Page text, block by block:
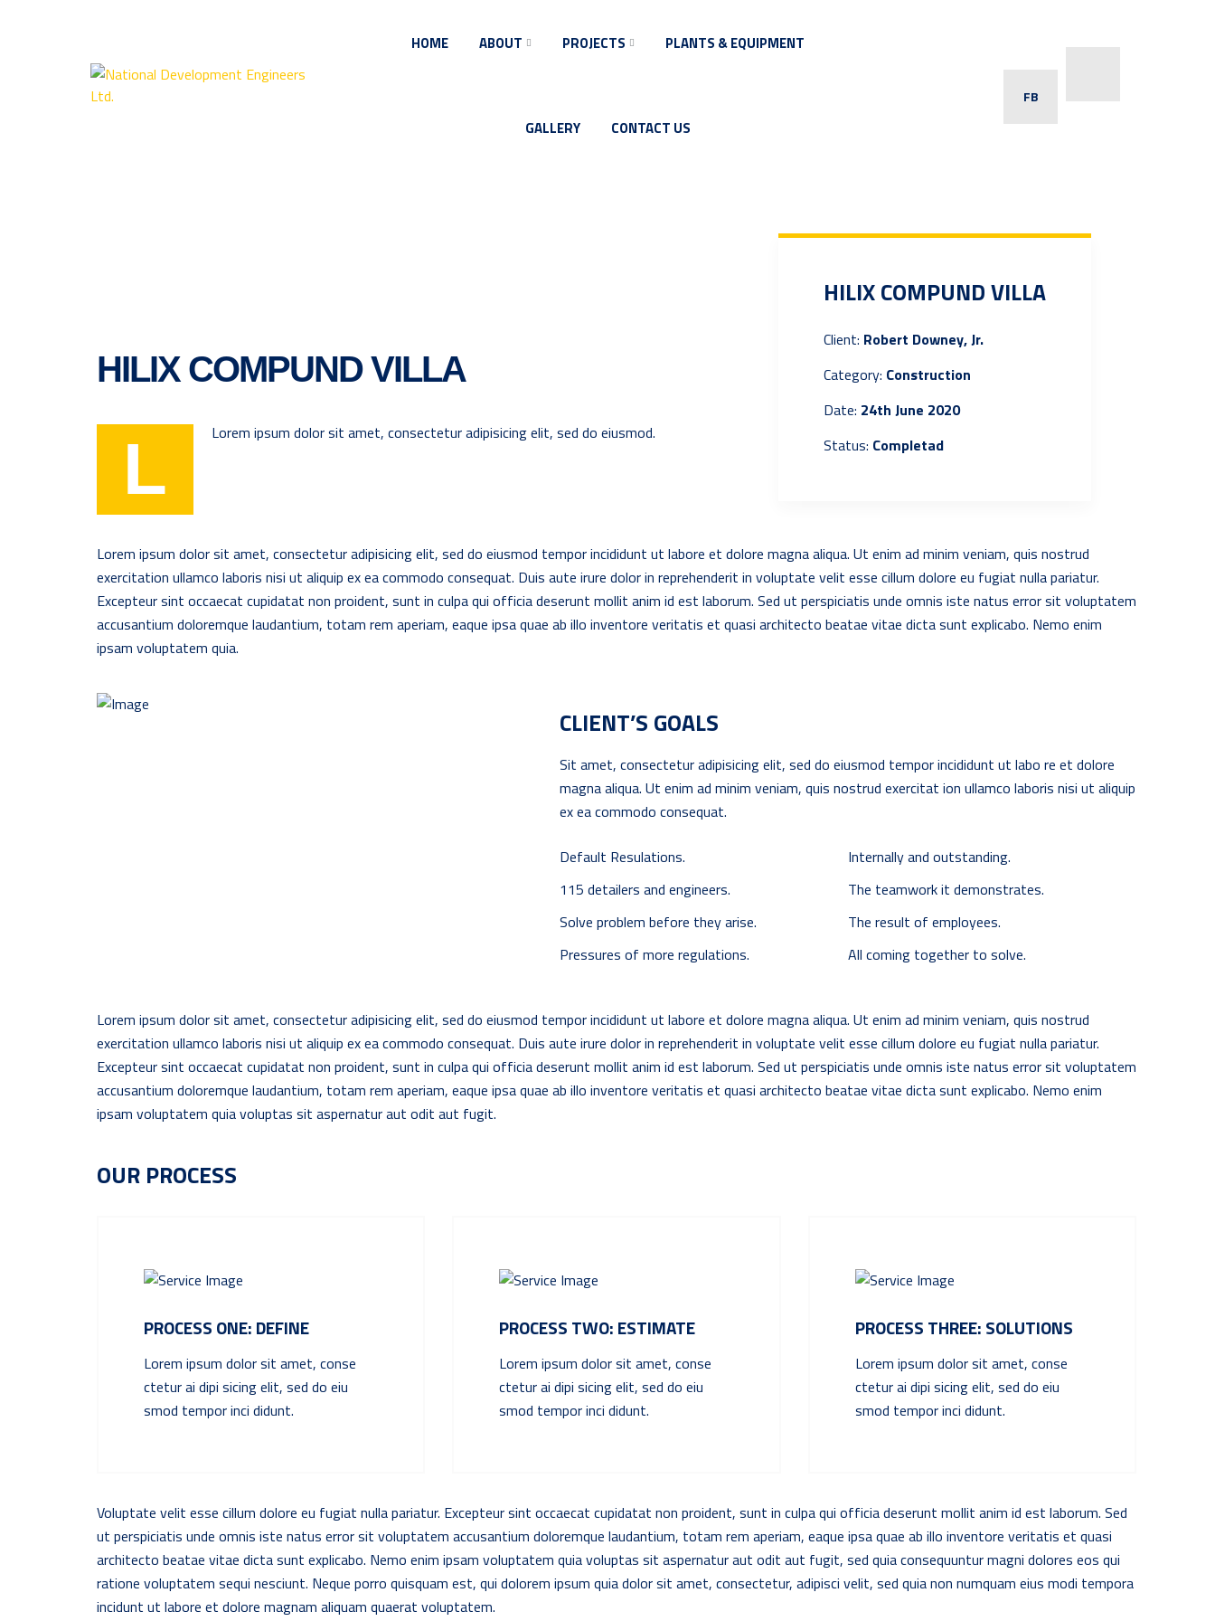
HOME ABOUT PROJECTS PLANTS & EQUIPMENT
GALLERY CONTACT US
FB
HILIX COMPUND VILLA
Client: Robert Downey, Jr.
Category: Construction
Date: 24th June 2020
Status: Completad
HILIX COMPUND VILLA
L Lorem ipsum dolor sit amet, consectetur adipisicing elit, sed do eiusmod.
Lorem ipsum dolor sit amet, consectetur adipisicing elit, sed do eiusmod tempor incididunt ut labore et dolore magna aliqua. Ut enim ad minim veniam, quis nostrud
exercitation ullamco laboris nisi ut aliquip ex ea commodo consequat. Duis aute irure dolor in reprehenderit in voluptate velit esse cillum dolore eu fugiat nulla pariatur.
Excepteur sint occaecat cupidatat non proident, sunt in culpa qui officia deserunt mollit anim id est laborum. Sed ut perspiciatis unde omnis iste natus error sit voluptatem
accusantium doloremque laudantium, totam rem aperiam, eaque ipsa quae ab illo inventore veritatis et quasi architecto beatae vitae dicta sunt explicabo. Nemo enim
ipsam voluptatem quia.
CLIENT’S GOALS
Sit amet, consectetur adipisicing elit, sed do eiusmod tempor incididunt ut labo re et dolore
magna aliqua. Ut enim ad minim veniam, quis nostrud exercitat ion ullamco laboris nisi ut aliquip
ex ea commodo consequat.
Default Resulations.
Internally and outstanding.
115 detailers and engineers.
The teamwork it demonstrates.
Solve problem before they arise.
The result of employees.
Pressures of more regulations.
All coming together to solve.
Lorem ipsum dolor sit amet, consectetur adipisicing elit, sed do eiusmod tempor incididunt ut labore et dolore magna aliqua. Ut enim ad minim veniam, quis nostrud
exercitation ullamco laboris nisi ut aliquip ex ea commodo consequat. Duis aute irure dolor in reprehenderit in voluptate velit esse cillum dolore eu fugiat nulla pariatur.
Excepteur sint occaecat cupidatat non proident, sunt in culpa qui officia deserunt mollit anim id est laborum. Sed ut perspiciatis unde omnis iste natus error sit voluptatem
accusantium doloremque laudantium, totam rem aperiam, eaque ipsa quae ab illo inventore veritatis et quasi architecto beatae vitae dicta sunt explicabo. Nemo enim
ipsam voluptatem quia voluptas sit aspernatur aut odit aut fugit.
OUR PROCESS
PROCESS ONE: DEFINE
Lorem ipsum dolor sit amet, conse
ctetur ai dipi sicing elit, sed do eiu
smod tempor inci didunt.
PROCESS TWO: ESTIMATE
Lorem ipsum dolor sit amet, conse
ctetur ai dipi sicing elit, sed do eiu
smod tempor inci didunt.
PROCESS THREE: SOLUTIONS
Lorem ipsum dolor sit amet, conse
ctetur ai dipi sicing elit, sed do eiu
smod tempor inci didunt.
Voluptate velit esse cillum dolore eu fugiat nulla pariatur. Excepteur sint occaecat cupidatat non proident, sunt in culpa qui officia deserunt mollit anim id est laborum. Sed
ut perspiciatis unde omnis iste natus error sit voluptatem accusantium doloremque laudantium, totam rem aperiam, eaque ipsa quae ab illo inventore veritatis et quasi
architecto beatae vitae dicta sunt explicabo. Nemo enim ipsam voluptatem quia voluptas sit aspernatur aut odit aut fugit, sed quia consequuntur magni dolores eos qui
ratione voluptatem sequi nesciunt. Neque porro quisquam est, qui dolorem ipsum quia dolor sit amet, consectetur, adipisci velit, sed quia non numquam eius modi tempora
incidunt ut labore et dolore magnam aliquam quaerat voluptatem.